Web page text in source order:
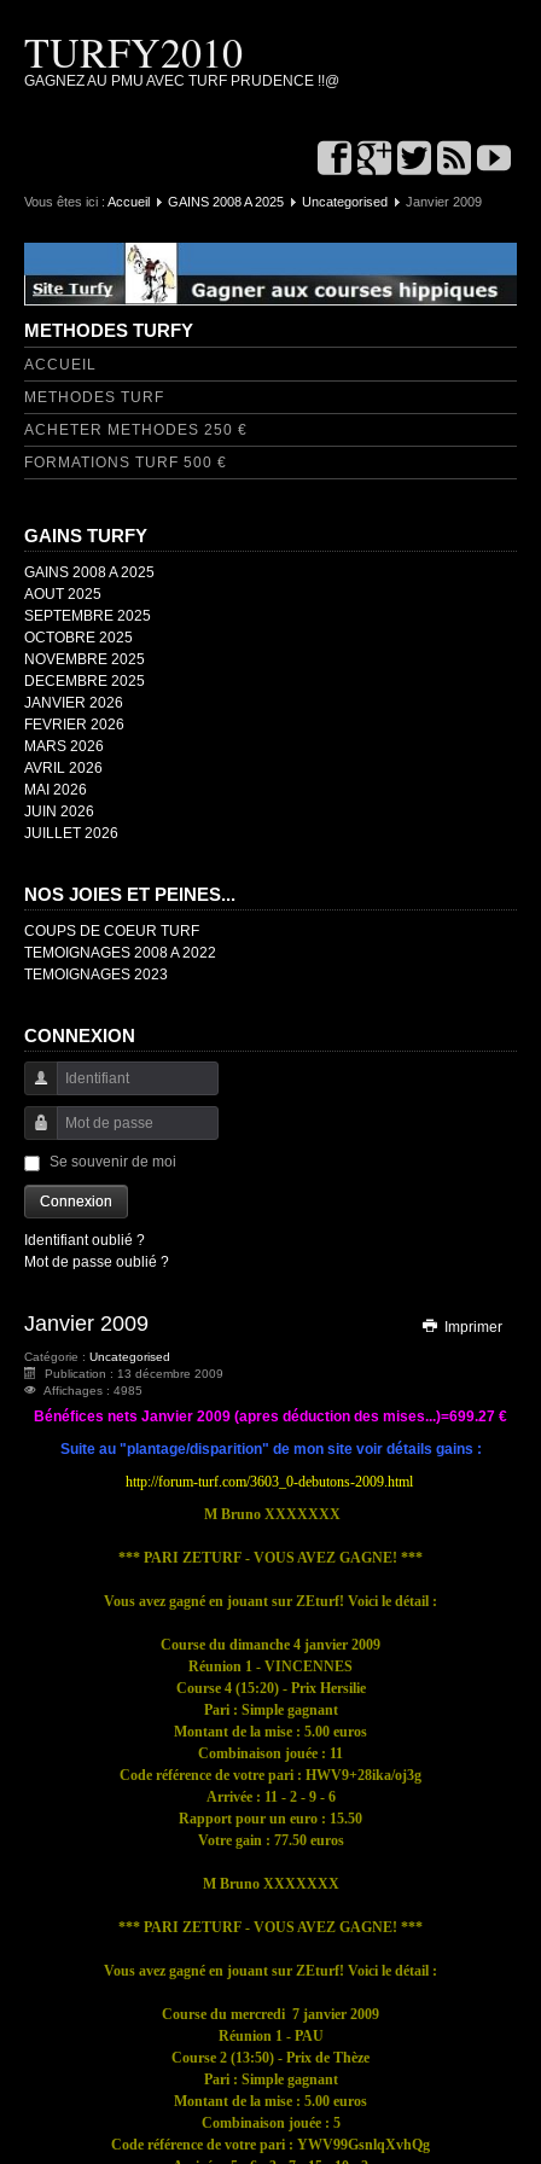
TURFY2010
GAGNEZ AU PMU AVEC TURF PRUDENCE !!@
Vous êtes ici : Accueil GAINS 2008 A 2025 Uncategorised Janvier 2009
METHODES TURFY
ACCUEIL
METHODES TURF
ACHETER METHODES 250 €
FORMATIONS TURF 500 €
GAINS TURFY
GAINS 2008 A 2025
AOUT 2025
SEPTEMBRE 2025
OCTOBRE 2025
NOVEMBRE 2025
DECEMBRE 2025
JANVIER 2026
FEVRIER 2026
MARS 2026
AVRIL 2026
MAI 2026
JUIN 2026
JUILLET 2026
NOS JOIES ET PEINES...
COUPS DE COEUR TURF
TEMOIGNAGES 2008 A 2022
TEMOIGNAGES 2023
CONNEXION
Identifiant
Mot de passe
Se souvenir de moi
Connexion
Identifiant oublié ?
Mot de passe oublié ?
Imprimer
Janvier 2009
Catégorie : Uncategorised
Publication : 13 décembre 2009
Affichages : 4985
Bénéfices nets Janvier 2009 (apres déduction des mises...)=699.27 €
Suite au "plantage/disparition" de mon site voir détails gains :
http://forum-turf.com/3603_0-debutons-2009.html
M Bruno XXXXXXX
*** PARI ZETURF - VOUS AVEZ GAGNE! ***
Vous avez gagné en jouant sur ZEturf! Voici le détail :
Course du dimanche 4 janvier 2009
Réunion 1 - VINCENNES
Course 4 (15:20) - Prix Hersilie
Pari : Simple gagnant
Montant de la mise : 5.00 euros
Combinaison jouée : 11
Code référence de votre pari : HWV9+28ika/oj3g
Arrivée : 11 - 2 - 9 - 6
Rapport pour un euro : 15.50
Votre gain : 77.50 euros
M Bruno XXXXXXX
*** PARI ZETURF - VOUS AVEZ GAGNE! ***
Vous avez gagné en jouant sur ZEturf! Voici le détail :
Course du mercredi 7 janvier 2009
Réunion 1 - PAU
Course 2 (13:50) - Prix de Thèze
Pari : Simple gagnant
Montant de la mise : 5.00 euros
Combinaison jouée : 5
Code référence de votre pari : YWV99GsnlqXvhQg